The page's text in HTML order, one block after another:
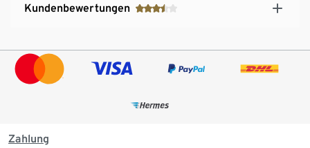
Kundenbewertungen
Zahlung